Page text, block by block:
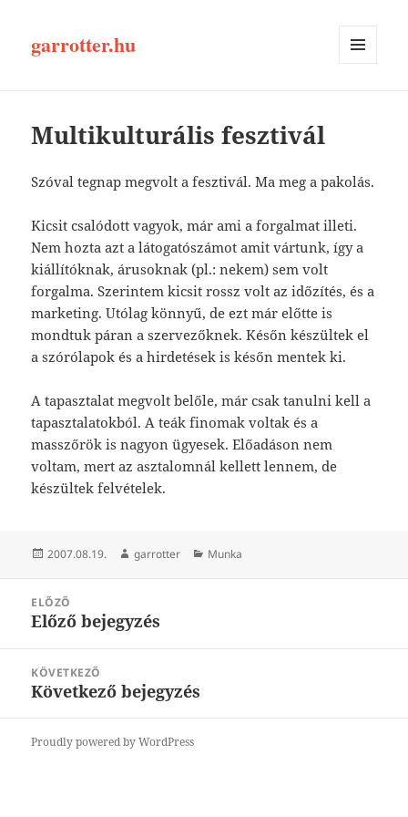
garrotter.hu
Multikulturális fesztivál
Szóval tegnap megvolt a fesztivál. Ma meg a pakolás.
Kicsit csalódott vagyok, már ami a forgalmat illeti.
Nem hozta azt a látogatószámot amit vártunk, így a
kiállítóknak, árusoknak (pl.: nekem) sem volt
forgalma. Szerintem kicsit rossz volt az időzítés, és a
marketing. Utólag könnyű, de ezt már előtte is
mondtuk páran a szervezőknek. Későn készültek el
a szórólapok és a hirdetések is későn mentek ki.
A tapasztalat megvolt belőle, már csak tanulni kell a
tapasztalatokból. A teák finomak voltak és a
masszőrök is nagyon ügyesek. Előadáson nem
voltam, mert az asztalomnál kellett lennem, de
készültek felvételek.
Közzétéve
2007.08.19. Szerző
garrotter Kategória
Munka
navigáció
ELŐZŐ
Korábbi
Előző bejegyzés
KÖVETKEZŐ
Következő
Következő bejegyzés
Proudly powered by WordPress